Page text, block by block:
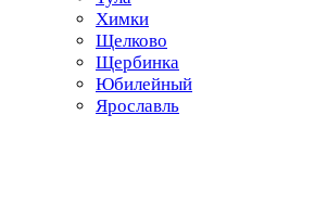
Химки
Щелково
Щербинка
Юбилейный
Ярославль